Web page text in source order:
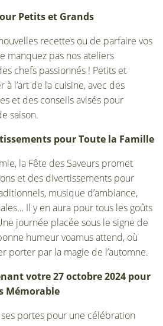
Petits et Grands
recettes ou de parfaire vos
manquez pas nos ateliers
chefs passionnés ! Petits et
à l’art de la cuisine, avec des
et des conseils avisés pour
saison.
pour Toute la Famille
la Fête des Saveurs promet
et des divertissements pour
musique d’ambiance,
Il y en aura pour tous les goûts
journée placée sous le signe de
humeur voamus attend, où
porter par la magie de l’automne.
votre 27 octobre 2024 pour
Mémorable
portes pour une célébration